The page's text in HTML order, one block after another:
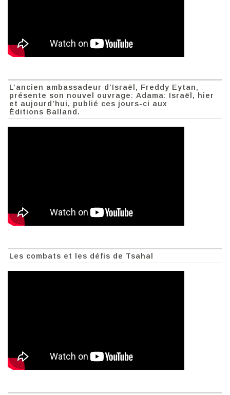
L’ancien ambassadeur d’Israël, Freddy Eytan,
présente son nouvel ouvrage: Adama: Israël, hier
et aujourd’hui, publié ces jours-ci aux
Éditions Balland.
Les combats et les défis de Tsahal